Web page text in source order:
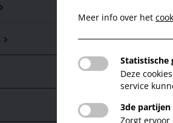
Meer info over het
Statistische
Deze
service
3de partijen
Zorgt